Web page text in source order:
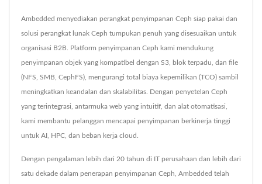
Ambedded menyediakan perangkat penyimpanan Ceph siap pakai dan
solusi perangkat lunak Ceph tumpukan penuh yang disesuaikan untuk
organisasi B2B. Platform penyimpanan Ceph kami mendukung
penyimpanan objek yang kompatibel dengan S3, blok terpadu, dan file
(NFS, SMB, CephFS), mengurangi total biaya kepemilikan (TCO) sambil
meningkatkan keandalan dan skalabilitas. Dengan penyetelan Ceph
yang terintegrasi, antarmuka web yang intuitif, dan alat otomatisasi,
kami membantu pelanggan mencapai penyimpanan berkinerja tinggi
untuk AI, HPC, dan beban kerja cloud.
Dengan pengalaman lebih dari 20 tahun di IT perusahaan dan lebih dari
satu dekade dalam penerapan penyimpanan Ceph, Ambedded telah